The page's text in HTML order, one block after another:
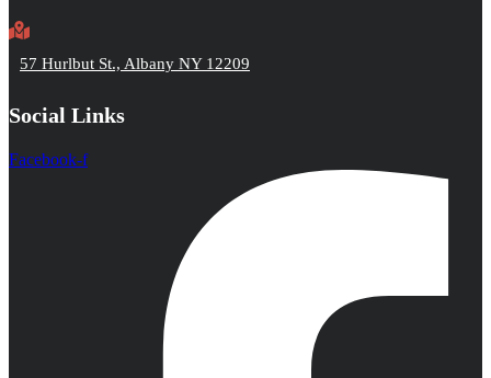
57 Hurlbut St., Albany NY 12209
Social Links
Facebook-f